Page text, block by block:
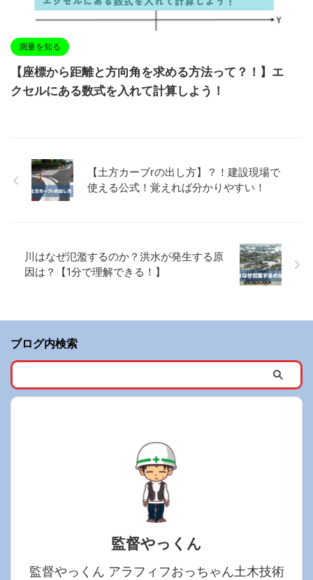
測量を知る
【座標から距離と方向角を求める方法って？！】エ
クセルにある数式を入れて計算しよう！
【土方カーブrの出し方】？！建設現場で
使える公式！覚えれば分かりやすい！
川はなぜ氾濫するのか？洪水が発生する原
因は？【1分で理解できる！】
ブログ内検索
監督やっくん
監督やっくん アラフィフおっちゃん土木技術